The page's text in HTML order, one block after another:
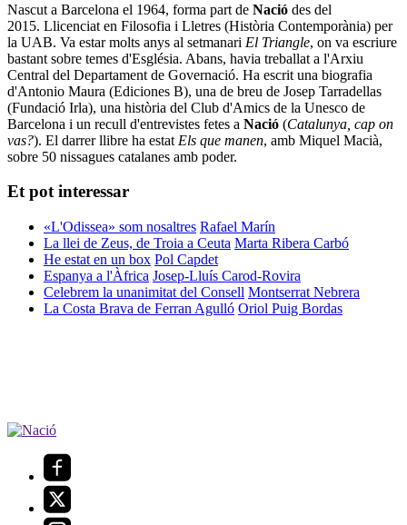
Nascut a Barcelona el 1964, forma part de Nació des del
2015. Llicenciat en Filosofia i Lletres (Història Contemporània) per
la UAB. Va estar molts anys al setmanari El Triangle, on va escriure
bastant sobre temes d'Església. Abans, havia treballat a l'Arxiu
Central del Departament de Governació. Ha escrit una biografia
d'Antonio Maura (Ediciones B), una de breu de Josep Tarradellas
(Fundació Irla), una història del Club d'Amics de la Unesco de
Barcelona i un recull d'entrevistes fetes a Nació (Catalunya, cap on
vas?). El darrer llibre ha estat Els que manen, amb Miquel Macià,
sobre 50 nissagues catalanes amb poder.
Et pot interessar
«L'Odissea» som nosaltres Rafael Marín
La llei de Zeus, de Troia a Ceuta Marta Ribera Carbó
He estat en un box Pol Capdet
Espanya a l'Àfrica Josep-Lluís Carod-Rovira
Celebrem la unanimitat del Consell Montserrat Nebrera
La Costa Brava de Ferran Agulló Oriol Puig Bordas